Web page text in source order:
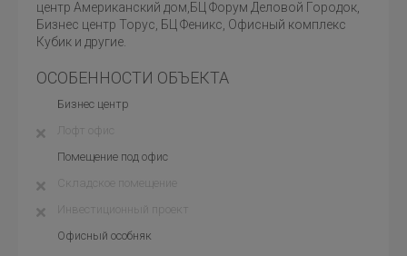
центр Американский дом,БЦ Форум Деловой Городок,
Бизнес центр Торус, БЦ Феникс, Офисный комплекс
Кубик и другие.
ОСОБЕННОСТИ ОБЪЕКТА
Бизнес центр
Лофт офис
Помещение под офис
Складское помещение
Инвестиционный проект
Офисный особняк